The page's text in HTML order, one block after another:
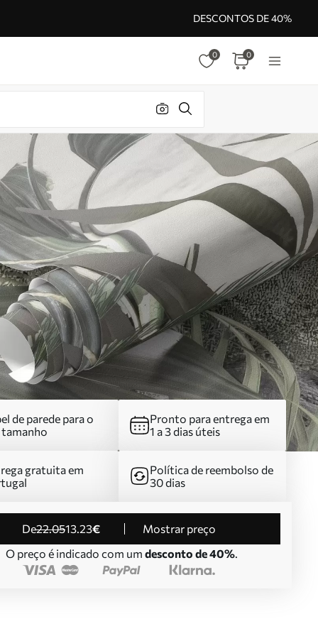
DESCONTOS DE 40%
0 0
de parede para o
tamanho
Pronto para entrega em
1 a 3 dias úteis
gratuita em
Política de reembolso de
30 dias
de22.0513.23€
Mostrar preço
O preço é indicado com um desconto de 40%.